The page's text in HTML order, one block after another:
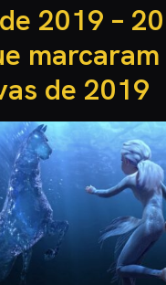
2019 – 20
marcaram
de 2019